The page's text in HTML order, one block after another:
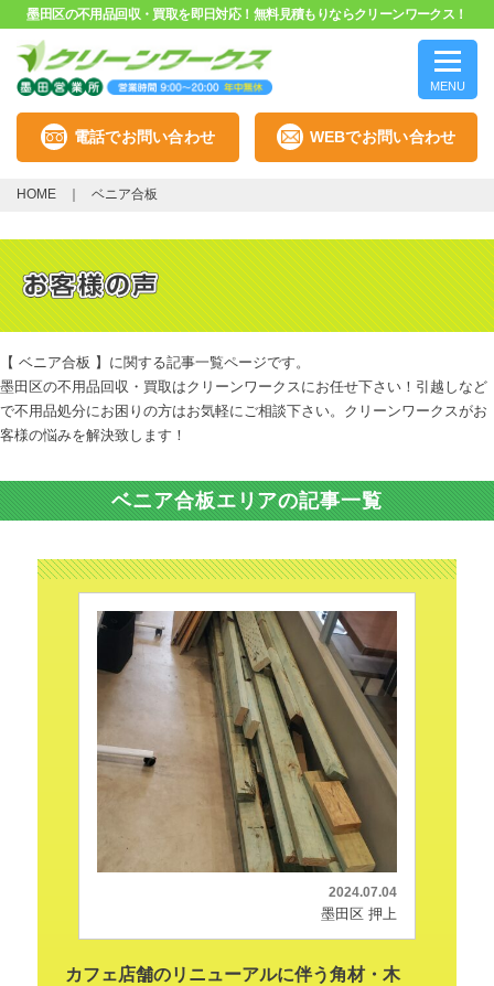
墨田区の不用品回収・買取を即日対応！無料見積もりならクリーンワークス！
MENU
電話でお問い合わせ WEBでお問い合わせ
HOME ベニア合板
【 ベニア合板 】に関する記事一覧ページです。
墨田区の不用品回収・買取はクリーンワークスにお任せ下さい！引越しなど
で不用品処分にお困りの方はお気軽にご相談下さい。クリーンワークスがお
客様の悩みを解決致します！
ベニア合板エリアの記事一覧
2024.07.04
墨田区 押上
カフェ店舗のリニューアルに伴う角材・木